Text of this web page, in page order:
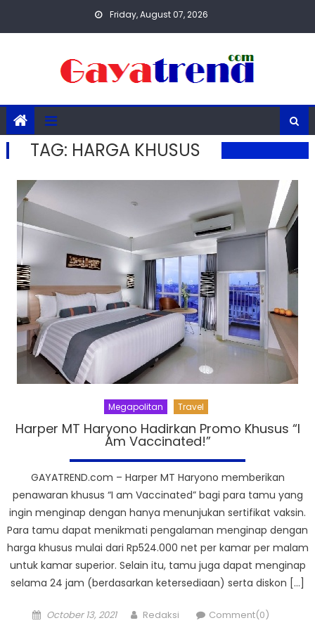
Friday, August 07, 2026
TAG: HARGA KHUSUS
Megapolitan Travel
Harper MT Haryono Hadirkan Promo Khusus “I
Am Vaccinated!”
GAYATREND.com – Harper MT Haryono memberikan
penawaran khusus “I am Vaccinated” bagi para tamu yang
ingin menginap dengan hanya menunjukan sertifikat vaksin.
Para tamu dapat menikmati pengalaman menginap dengan
harga khusus mulai dari Rp524.000 net per kamar per malam
untuk kamar superior. Selain itu, tamu juga dapat menginap
selama 24 jam (berdasarkan ketersediaan) serta diskon […]
Posted
October 13, 2021 Author
Redaksi Comment(0)